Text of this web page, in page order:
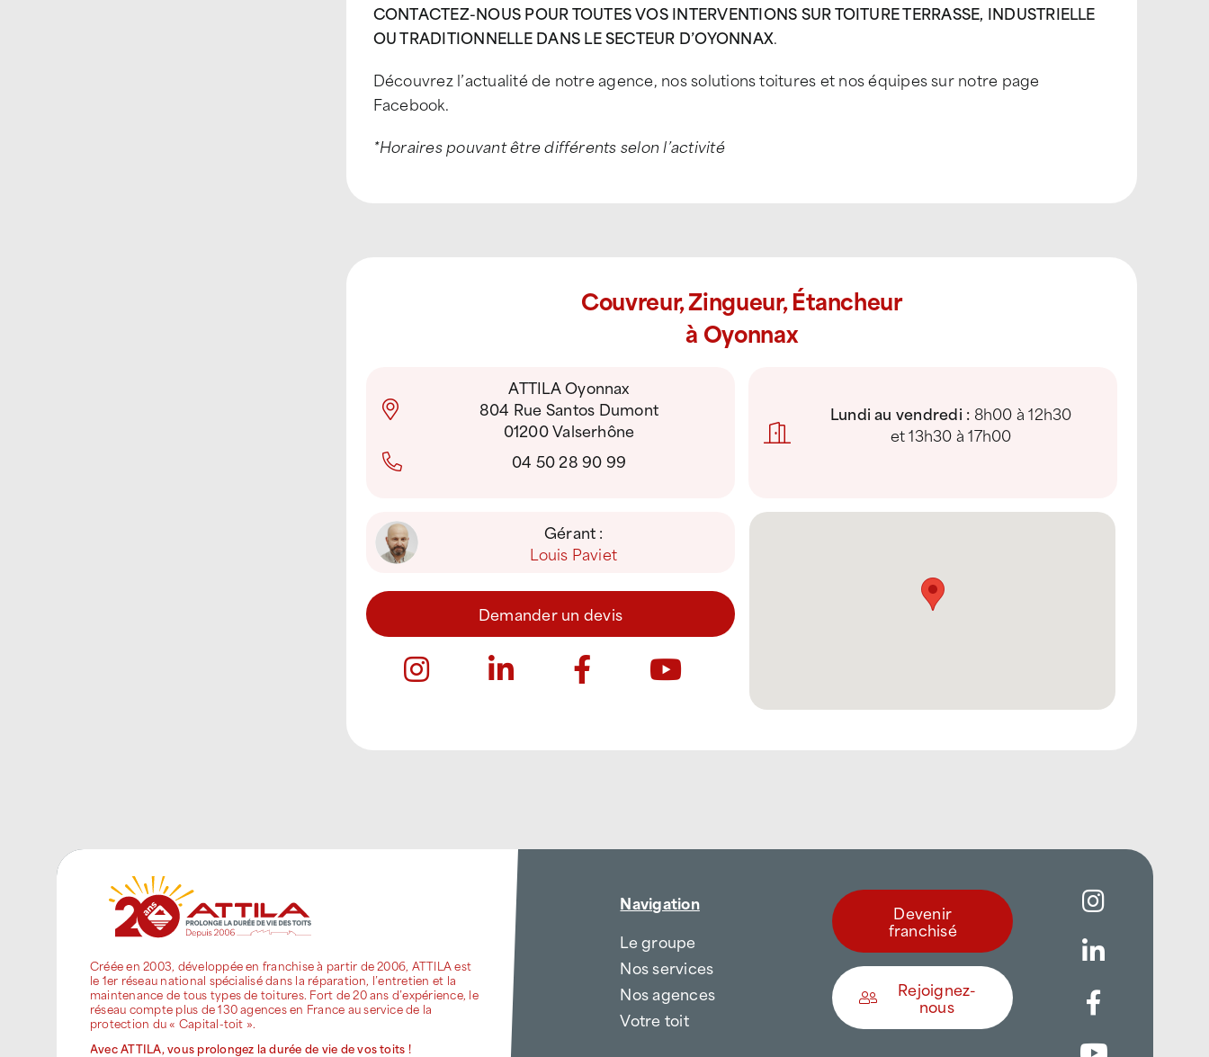
CONTACTEZ-NOUS POUR TOUTES VOS INTERVENTIONS SUR TOITURE TERRASSE, INDUSTRIELLE
OU TRADITIONNELLE DANS LE SECTEUR D’OYONNAX.
Découvrez l’actualité de notre agence, nos solutions toitures et nos équipes sur notre page
Facebook.
*Horaires pouvant être différents selon l’activité
Couvreur, Zingueur, Étancheur
à Oyonnax
ATTILA Oyonnax
804 Rue Santos Dumont
01200 Valserhône
04 50 28 90 99
Lundi au vendredi : 8h00 à 12h30
et 13h30 à 17h00
Gérant :
Louis Paviet
Demander un devis
Créée en 2003, développée en franchise à partir de 2006, ATTILA est
le 1er réseau national spécialisé dans la réparation, l’entretien et la
maintenance de tous types de toitures. Fort de 20 ans d’expérience, le
réseau compte plus de 130 agences en France au service de la
protection du « Capital-toit ».
Avec ATTILA, vous prolongez la durée de vie de vos toits !
Navigation
Le groupe
Nos services
Nos agences
Votre toit
Devenir
franchisé
Rejoignez-
nous